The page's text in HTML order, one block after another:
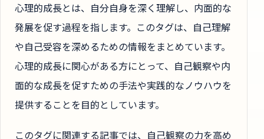
心理的成長とは、自分自身を深く理解し、内面的な
発展を促す過程を指します。このタグは、自己理解
や自己受容を深めるための情報をまとめています。
心理的成長に関心がある方にとって、自己観察や内
面的な成長を促すための手法や実践的なノウハウを
提供することを目的としています。
このタグに関連する記事では、自己観察の力を高め